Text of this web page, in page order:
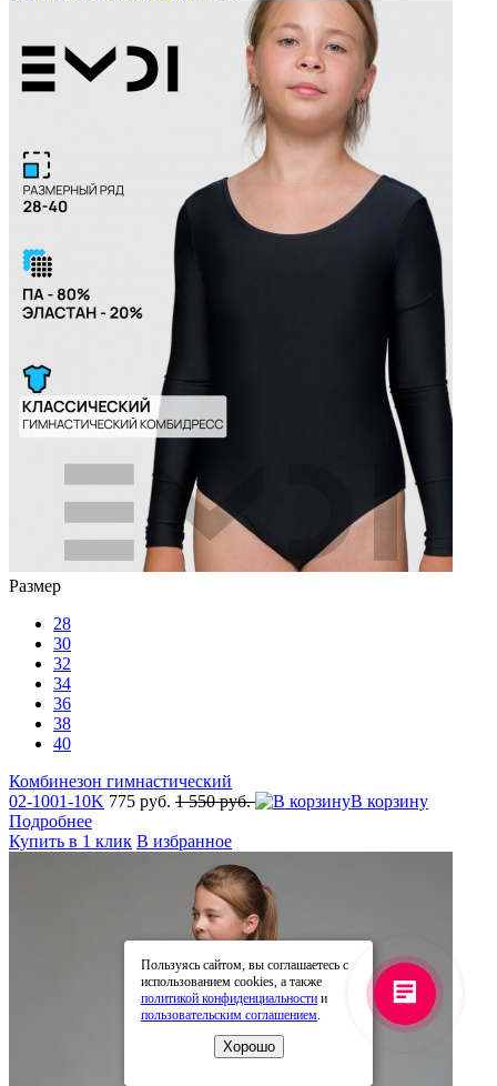
Размер
28
30
32
34
36
38
40
Комбинезон гимнастический
02-1001-10K 775 руб. 1 550 руб.
В корзину
Подробнее
Купить в 1 клик В избранное
Пользуясь сайтом, вы соглашаетесь с
использованием cookies, а также
политикой конфиденциальности и
пользовательским соглашением.
Хорошо